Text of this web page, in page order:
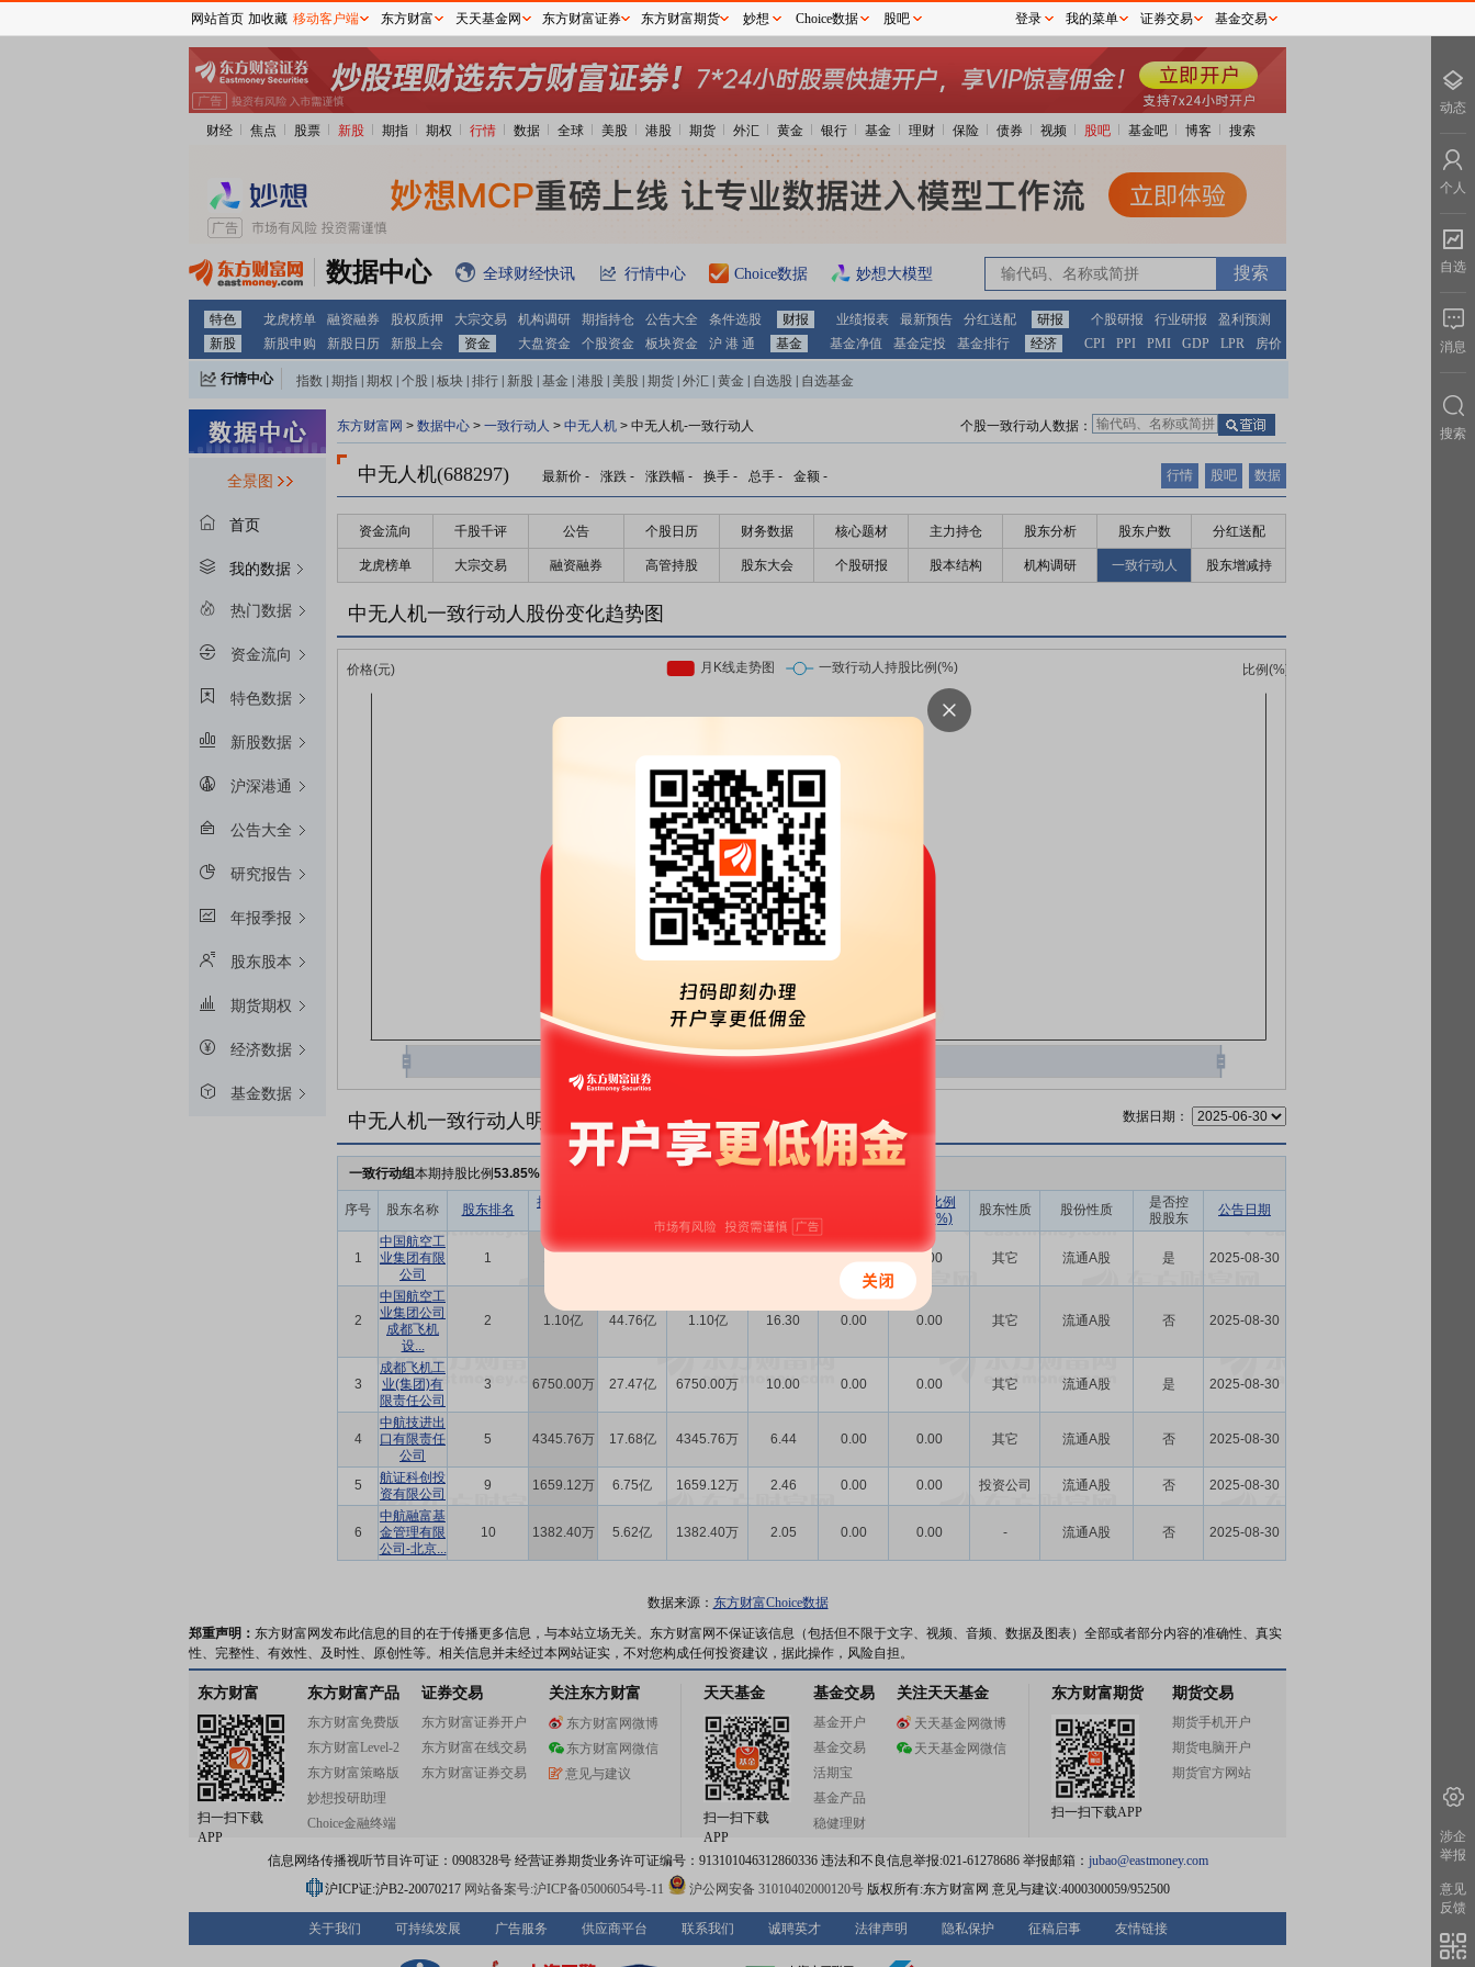
财经 焦点 股票 新股 期指 期权 行情 数据 全球 美股 港股 期货 外汇 黄金 银行 基金 理财 保险 债券 视频 股吧 基金吧 博客 搜索
数据中心 全球财经快讯 行情中心 Choice数据 妙想大模型
特色 龙虎榜单 融资融券 股权质押 大宗交易 机构调研 期指持仓 公告大全 条件选股 财报 业绩报表 最新预告 分红送配 研报 个股研报 行业研报
盈利预测
新股
新股申购 新股日历 新股上会 资金 大盘资金 个股资金 板块资金 沪 港 通 基金 基金净值 基金定投 基金排行 经济 CPI PPI PMI GDP LPR 房价
行情中心 指数 期指 期权 个股 板块 排行 新股 基金 港股 美股 期货 外汇 黄金 自选股 自选基金
全景图
首页
我的数据
热门数据
资金流向
特色数据
新股数据
沪深港通
公告大全
研究报告
年报季报
股东股本
期货期权
经济数据
基金数据
东方财富网 > 数据中心 > 一致行动人 > 中无人机 > 中无人机-一致行动人 个股一致行动人数据：
中无人机(688297) 最新价 - 涨跌 - 涨跌幅 - 换手 - 总手 - 金额 - 行情 股吧 数据
资金流向 千股千评 公告 个股日历 财务数据 核心题材 主力持仓 股东分析 股东户数 分红送配
龙虎榜单 大宗交易 融资融券 高管持股 股东大会 个股研报 股本结构 机构调研 一致行动人 股东增减持
中无人机一致行动人股份变化趋势图
中无人机一致行动人明细 数据日期：
一致行动组本期持股比例53.85%
序号 股东名称 股东排名
持股数量
数量(股)
(%)
持股比例
变动(%)
股东性质 股份性质
是否控
股股东
公告日期
1
中国航空工
业集团有限
公司
1 0.00 其它 流通A股 是 2025-08-30
2
中国航空工
业集团公司
成都飞机
设...
2 1.10亿 44.76亿 1.10亿 16.30 0.00 0.00 其它 流通A股 否 2025-08-30
3
成都飞机工
业(集团)有
限责任公司
3 6750.00万 27.47亿 6750.00万 10.00 0.00 0.00 其它 流通A股 是 2025-08-30
4
中航技进出
口有限责任
公司
5 4345.76万 17.68亿 4345.76万 6.44 0.00 0.00 其它 流通A股 否 2025-08-30
5
航证科创投
资有限公司
9 1659.12万 6.75亿 1659.12万 2.46 0.00 0.00 投资公司 流通A股 否 2025-08-30
6
中航融富基
金管理有限
公司-北京...
10 1382.40万 5.62亿 1382.40万 2.05 0.00 0.00 - 流通A股 否 2025-08-30
数据来源： 东方财富Choice数据
郑重声明： 东方财富网发布此信息的目的在于传播更多信息，与本站立场无关。东方财富网不保证该信息（包括但不限于文字、视频、音频、数据及图表）全部或者部分内容的准确性、真实
性、完整性、有效性、及时性、原创性等。相关信息并未经过本网站证实，不对您构成任何投资建议，据此操作，风险自担。
东方财富
扫一扫下载
APP
东方财富产品
东方财富免费版
东方财富Level-2
东方财富策略版
妙想投研助理
Choice金融终端
证券交易
东方财富证券开户
东方财富在线交易
东方财富证券交易
关注东方财富
东方财富网微博
东方财富网微信
意见与建议
天天基金
扫一扫下载
APP
基金交易
基金开户
基金交易
活期宝
基金产品
稳健理财
关注天天基金
天天基金网微博
天天基金网微信
东方财富期货
扫一扫下载APP
期货交易
期货手机开户
期货电脑开户
期货官方网站
信息网络传播视听节目许可证：0908328号 经营证券期货业务许可证编号：913101046312860336 违法和不良信息举报:021-61278686 举报邮箱： jubao@eastmoney.com
沪ICP证:沪B2-20070217 网站备案号:沪ICP备05006054号-11 沪公网安备 31010402000120号版权所有:东方财富网 意见与建议:4000300059/952500
关于我们 可持续发展 广告服务 供应商平台 联系我们 诚聘英才 法律声明 隐私保护 征稿启事 友情链接
网站首页 加收藏 移动客户端 东方财富 天天基金网 东方财富证券 东方财富期货 妙想 Choice数据 股吧 登录 我的菜单 证券交易 基金交易
动态
个人
自选
消息
搜索
涉企
举报
意见
反馈